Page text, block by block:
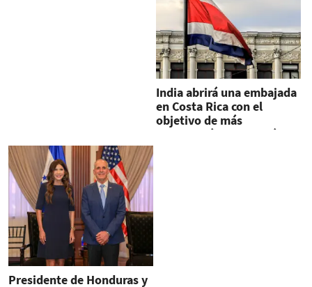
India abrirá una embajada
en Costa Rica con el
objetivo de más
cooperación e inversión
Presidente de Honduras y